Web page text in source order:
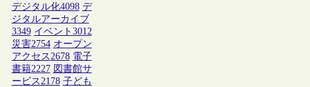
デジタル化4098 デ
ジタルアーカイブ
3349 イベント 3012
災害2754 オープン
アクセス 2678 電子
書籍2227 図書館サ
ービス 2178 子ども